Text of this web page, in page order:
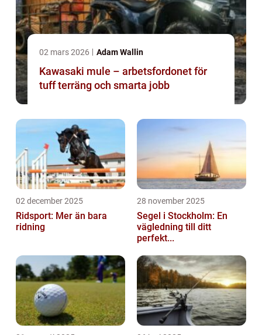
02 mars 2026 Adam Wallin
Kawasaki mule – arbetsfordonet för
tuff terräng och smarta jobb
02 december 2025
Ridsport: Mer än bara
ridning
28 november 2025
Segel i Stockholm: En
vägledning till ditt
perfekt...